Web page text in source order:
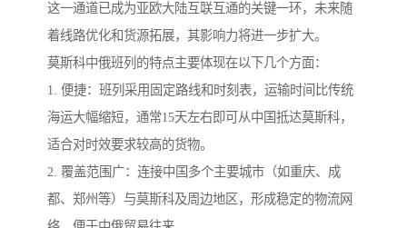
这一通道已成为亚欧大陆互联互通的关键一环，未来随
着线路优化和货源拓展，其影响力将进一步扩大。
莫斯科中俄班列的特点主要体现在以下几个方面：
1. 便捷：班列采用固定路线和时刻表，运输时间比传统
海运大幅缩短，通常15天左右即可从中国抵达莫斯科，
适合对时效要求较高的货物。
2. 覆盖范围广：连接中国多个主要城市（如重庆、成
都、郑州等）与莫斯科及周边地区，形成稳定的物流网